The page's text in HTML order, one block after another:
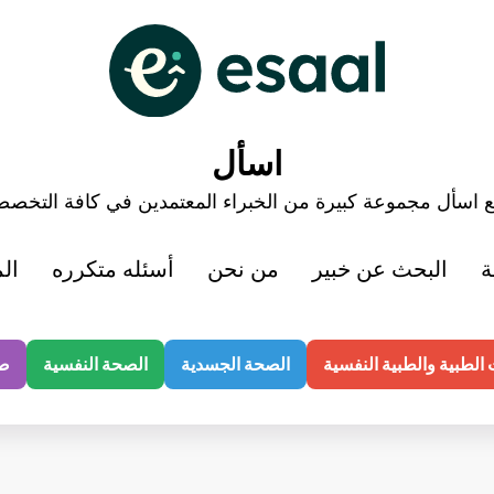
اسأل
اسأل مجموعة كبيرة من الخبراء المعتمدين في كافة
البحث عن خبير من نحن أسئله متكرره
والطبية النفسية الصحة الجسدية الصحة النفسية